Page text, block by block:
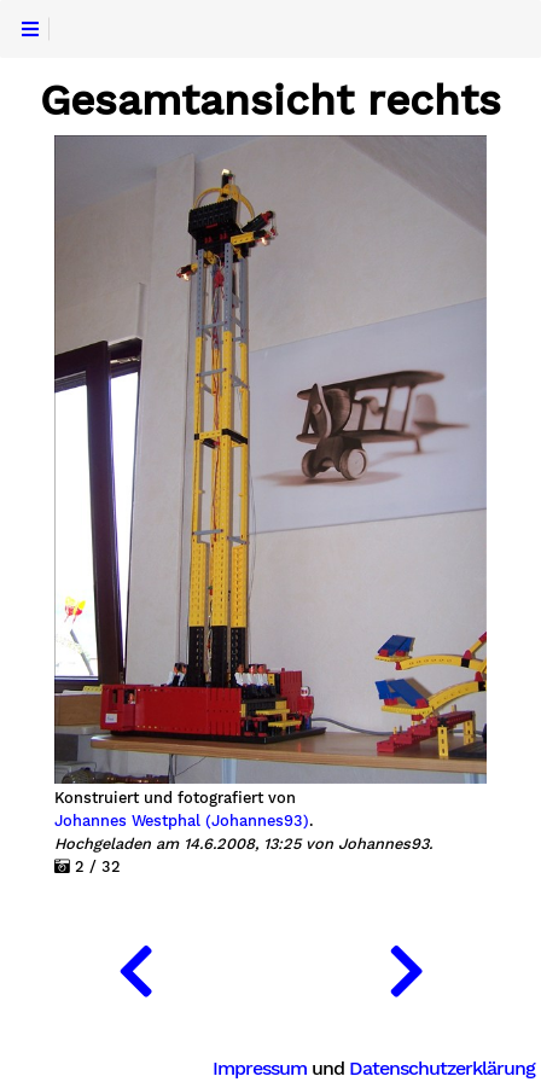
Gesamtansicht rechts
Konstruiert und fotografiert von
Johannes Westphal (Johannes93).
Hochgeladen am 14.6.2008, 13:25 von Johannes93.
2 / 32
Impressum und Datenschutzerklärung